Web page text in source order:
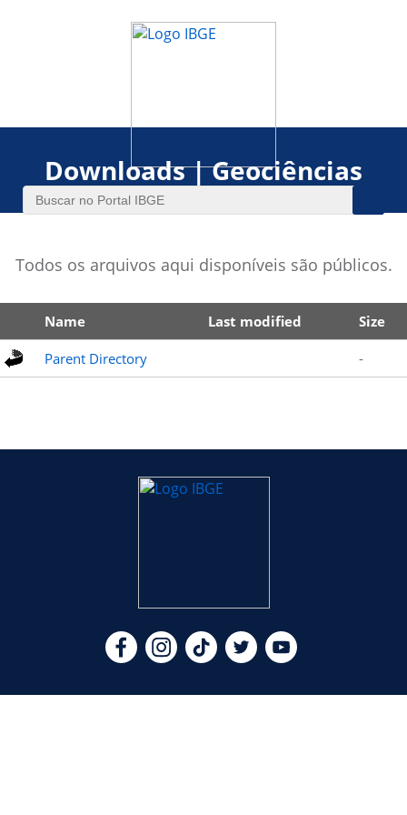
Downloads | Geociências
Todos os arquivos aqui disponíveis são públicos.
Name Last modified Size
Parent Directory -